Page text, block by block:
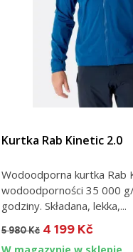
Kurtka Rab Kinetic 2.0
Wodoodporna kurtka Rab
wodoodporności 35 000
godziny. Składana, lekka,...
5 980 Kč 4 199 Kč